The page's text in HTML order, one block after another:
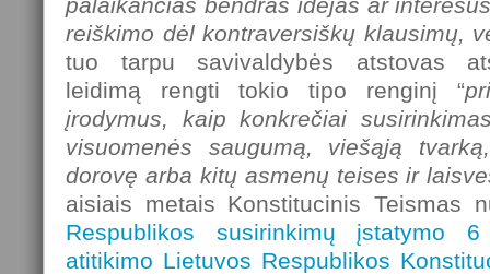
reiškimo dėl kontraversiškų klausimų,
tuo tarpu savivaldybės atstovas
leidimą rengti tokio tipo renginį “
įrodymus, kaip konkrečiai
visuomenės saugumą, viešąją
dorovę arba kitų asmenų teises ir
aisiais metais Konstitucinis Teismas
Respublikos susirinkimų įstatymo
atitikimo Lietuvos Respublikos